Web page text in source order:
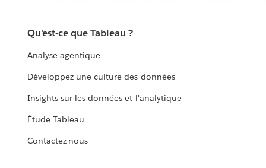
Qu'est-ce que Tableau ?
Analyse agentique
Développez une culture des données
Insights sur les données et l'analytique
Étude Tableau
Contactez-nous